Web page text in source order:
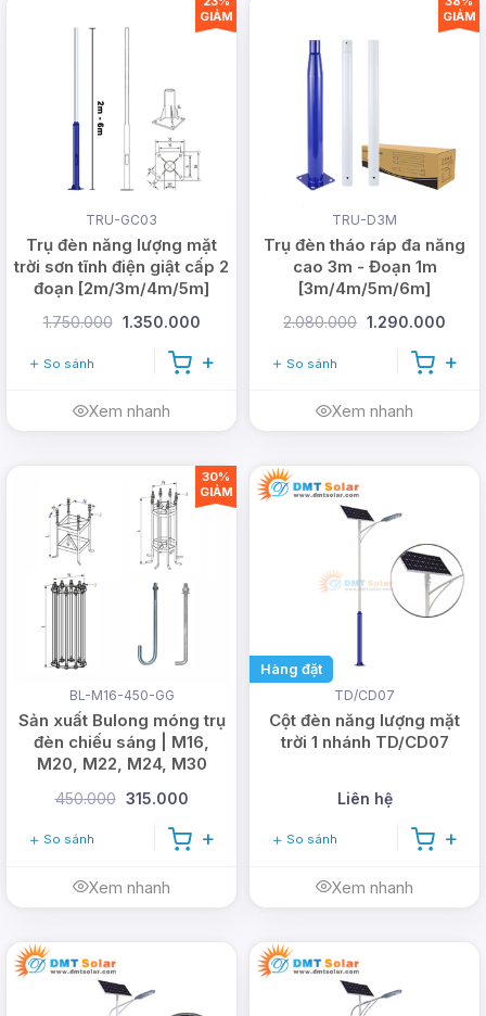
TRU-GC03
Trụ đèn năng lượng mặt
trời sơn tĩnh điện giật cấp 2
đoạn [2m/3m/4m/5m]
1.750.000 1.350.000
So sánh
Xem nhanh
GIẢM
TRU-D3M
Trụ đèn tháo ráp đa năng
cao 3m - Đoạn 1m
[3m/4m/5m/6m]
2.080.000 1.290.000
So sánh
Xem nhanh
GIẢM
BL-M16-450-GG
Sản xuất Bulong móng trụ
đèn chiếu sáng | M16,
M20, M22, M24, M30
450.000 315.000
So sánh
Xem nhanh
30%
GIẢM
Hàng đặt
TD/CD07
Cột đèn năng lượng mặt
trời 1 nhánh TD/CD07
Liên hệ
So sánh
Xem nhanh